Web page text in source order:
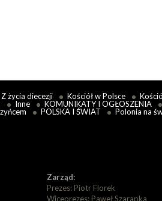
Z życia diecezji Kościół w Polsce
Inne KOMUNIKATY I OGŁOSZENIA
POLSKA I ŚWIAT Polonia na
Zarząd:
Prezes: Piotr Florek
Wiceprezes: Paweł Szarapka